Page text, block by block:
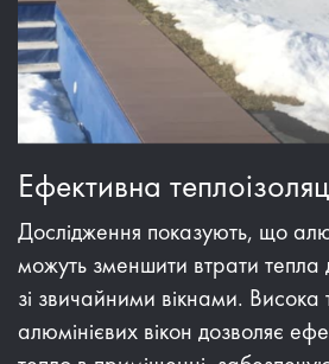
Ефективна
Дослідження показують, що
можуть зменшити втрати тепла
зі звичайними вікнами. Висока
алюмінієвих вікон дозволяє